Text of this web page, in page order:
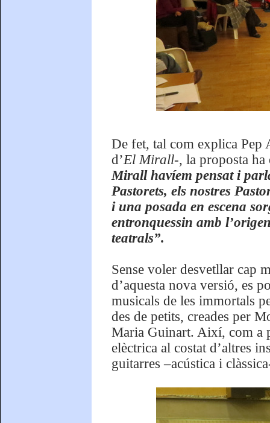
De fet, tal com explica Pep
d’El Mirall-, la proposta
Mirall havíem pensat i
Pastorets, els nostres
i una posada en escena
entronquessin amb
teatrals”.
Sense voler desvetllar cap
d’aquesta nova versió, es
musicals de les immortals
des de petits, creades per
Maria Guinart. Així, com a
elèctrica al costat d’altres
guitarres –acústica i